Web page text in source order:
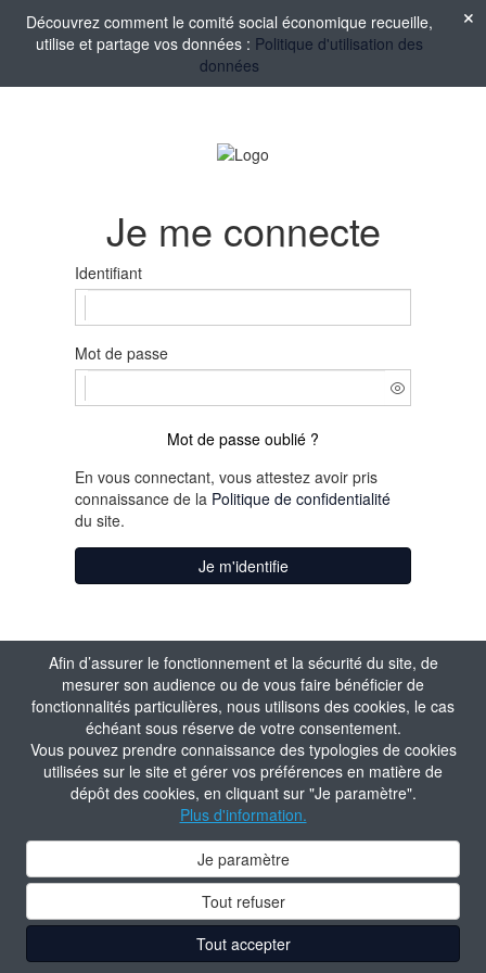
Afin d’assurer le fonctionnement et la sécurité du site, de
mesurer son audience ou de vous faire bénéficier de
fonctionnalités particulières, nous utilisons des cookies, le cas
échéant sous réserve de votre consentement.
Vous pouvez prendre connaissance des typologies de cookies
utilisées sur le site et gérer vos préférences en matière de
dépôt des cookies, en cliquant sur "Je paramètre".
Plus d'information.
Je paramètre
Tout refuser
Tout accepter
Découvrez comment le comité social économique recueille,
utilise et partage vos données : Politique d'utilisation des
données
Je me connecte
Identifiant
Mot de passe
Mot de passe oublié ?
En vous connectant, vous attestez avoir pris
connaissance de la Politique de confidentialité
du site.
Je m'identifie